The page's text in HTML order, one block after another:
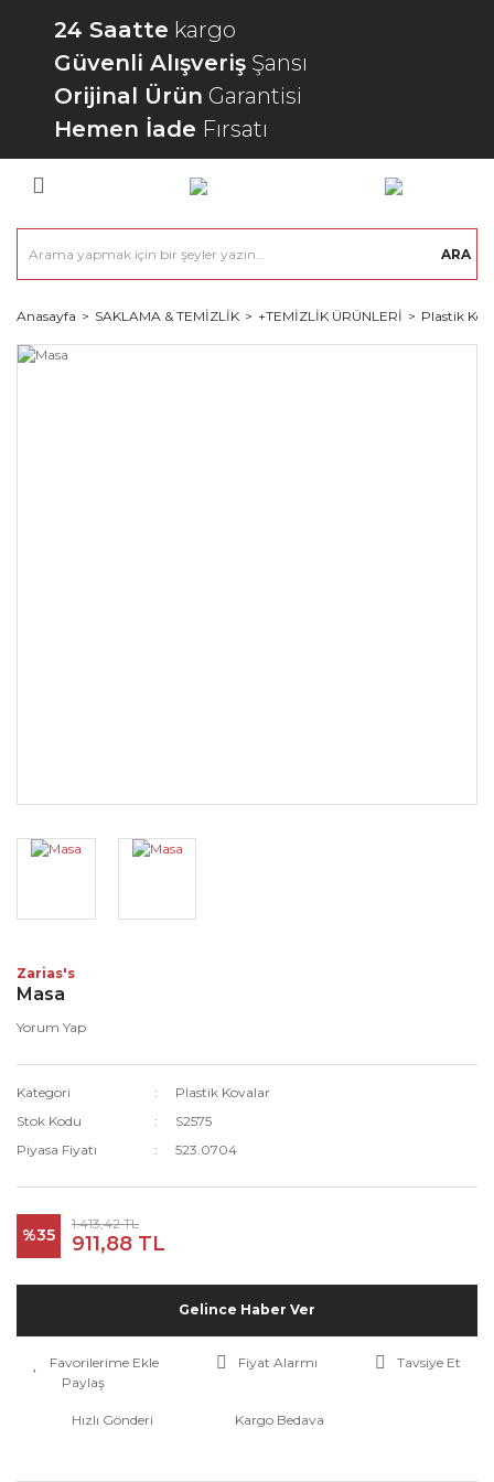
24 Saatte kargo
Güvenli Alışveriş Şansı
Orijinal Ürün Garantisi
Hemen İade Fırsatı
ARA
Anasayfa SAKLAMA & TEMİZLİK +TEMİZLİK ÜRÜNLERİ Plastik
Zarias's
Masa
Yorum Yap
Kategori
Plastik Kovalar
Stok Kodu
S2575
Piyasa Fiyatı
523.0704
%35
1.413,42 TL
911,88 TL
Gelince Haber Ver
Fiyat Alarmı
Tavsiye Et
Paylaş
Hızlı Gönderi Kargo Bedava